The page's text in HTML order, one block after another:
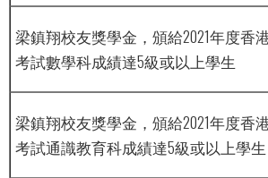
梁鎮翔校友獎學金，頒給2021年度香
考試數學科成績達5級或以上學生
梁鎮翔校友獎學金，頒給2021年度香
考試通識教育科成績達5級或以上學生